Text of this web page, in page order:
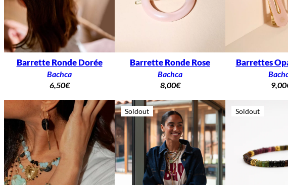
Barrette Ronde Dorée
Bachca
6,50€
Barrette Ronde Rose
Bachca
8,00€
Barrettes
9,00
Soldout Soldout